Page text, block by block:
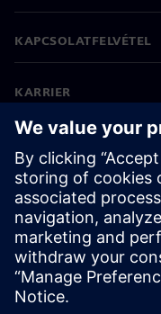
KAPCSOLATFELVÉTEL
KARRIER
©Siemens 2026
Vállalati információk
Adatvédelmi
Cookie (süti) tájékoztató